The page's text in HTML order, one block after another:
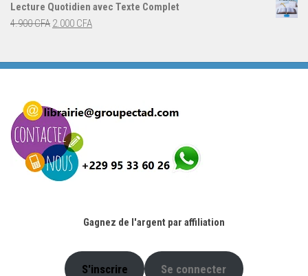
4.900 CFA.
Lecture Quotidien avec Texte Complet
4.900CFA Le
était :
2.000 CFALe
est :
Gagnez de l'argent par affiliation
S'inscrire Se connecter